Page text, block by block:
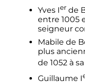
Yves Ier de
entre 1005
seigneur
Mabile de
plus
de 1052 à
Guillaume I